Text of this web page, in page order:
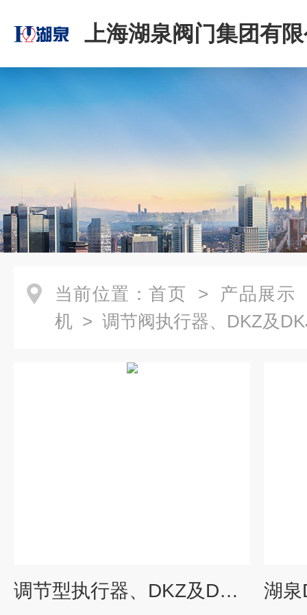
上海湖泉阀门集团有
当前位置： 首页 > 产品展示
机 > 调节阀执行器、DKZ及
调节型执行器、DKZ及DKJ配件